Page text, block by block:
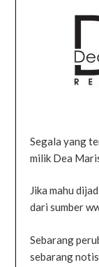
Segala yang
milik Dea
Jika mahu
dari sumber
Sebarang
sebarang